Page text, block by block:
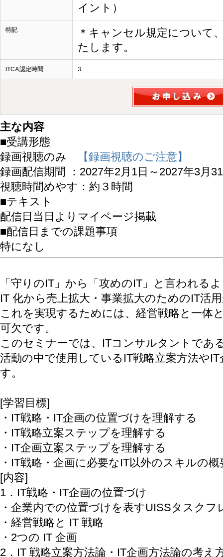
イント）
特記
＊キャンセル規定について
たします。
ITCA認定時間 3
主な内容
■受講形態
録画視聴のみ
【録画視聴のご注意】
録画配信期間 ：2027年2月1日～2027年3月
視聴時間めやす：約３時間
■テキスト
配信日当日よりマイページ掲載
■配信日までの課題事項
特になし
「守りのIT」から「攻めのIT」と言われる
IT 化から売上拡大・事業拡大のためのIT活
これを実現するためには、経営戦略と一体
可欠です。
このセミナーでは、ITコンサルタントであ
活動の中で使用しているIT戦略立案方法や
す。
[学習目標]
・IT戦略・IT企画の位置づけを理解する
・IT戦略立案ステップを理解する
・IT企画立案ステップを理解する
・IT戦略・企画に必要なIT以外のスキルの
[内容]
1．IT戦略・IT企画の位置づけ
・企業内での位置づけを表すUISSタスクフ
・経営戦略と IT 戦略
・2つの IT 企画
2．IT 戦略立案方法論・IT企画方法論の考え